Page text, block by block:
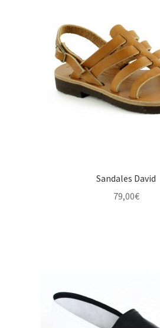
Sandales David
79,00€